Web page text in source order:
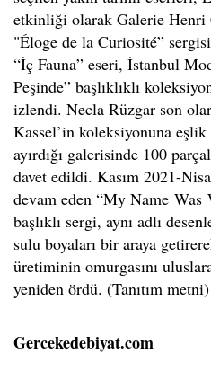
etkinliği olarak Galerie Henri
"Éloge de la Curiosité”
“İç Fauna” eseri, İstanbul
Peşinde” başlıklıklı
izlendi. Necla Rüzgar son
Kassel’in koleksiyonuna eşlik
ayırdığı galerisinde 100
davet edildi. Kasım 2021-
devam eden “My Name Was
başlıklı sergi, aynı adlı
sulu boyaları bir araya
üretiminin omurgasını
yeniden ördü. (Tanıtım metni)
Gercekedebiyat.com